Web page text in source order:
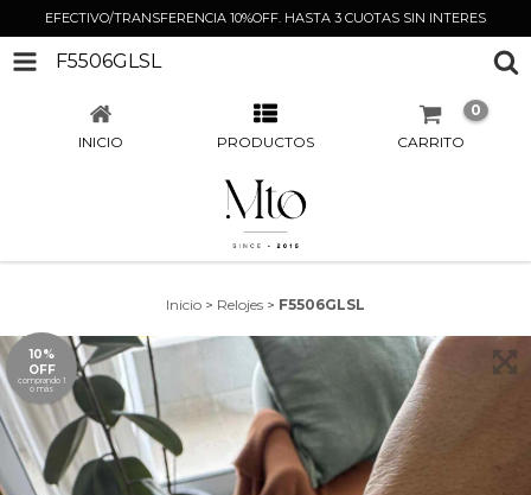
EFECTIVO/TRANSFERENCIA 10%OFF. HASTA 3 CUOTAS SIN INTERES
F5506GLSL
INICIO PRODUCTOS CARRITO
0
Inicio > Relojes > F5506GLSL
10%
OFF
comprando 1
o más